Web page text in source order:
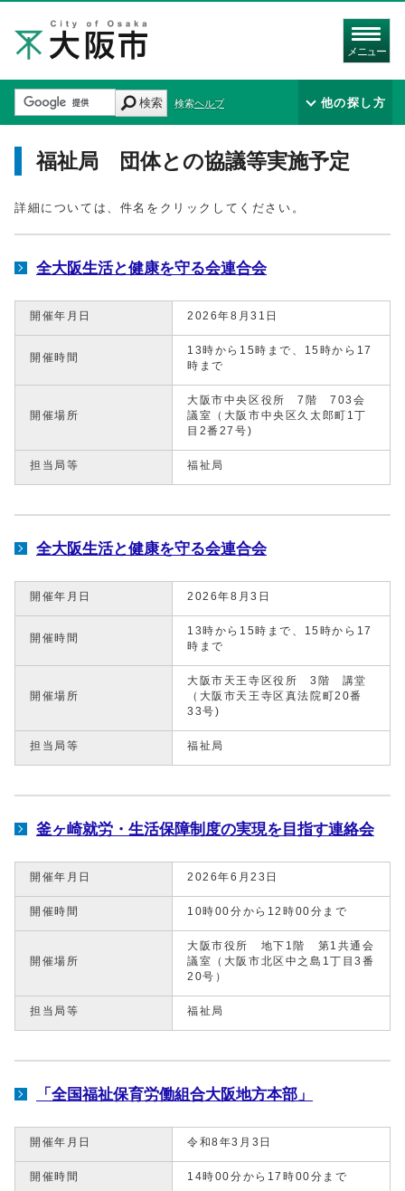
メニュー
検索 検索ヘルプ 他の探し方
福祉局 団体との協議等実施予定
詳細については、件名をクリックしてください。
全大阪生活と健康を守る会連合会
開催年月日 2026年8月31日
開催時間
13時から15時まで、15時から17
時まで
開催場所
大阪市中央区役所 7階 703会
議室（大阪市中央区久太郎町1丁
目2番27号)
担当局等 福祉局
全大阪生活と健康を守る会連合会
開催年月日 2026年8月3日
開催時間
13時から15時まで、15時から17
時まで
開催場所
大阪市天王寺区役所 3階 講堂
（大阪市天王寺区真法院町20番
33号)
担当局等 福祉局
釜ヶ崎就労・生活保障制度の実現を目指す連絡会
開催年月日 2026年6月23日
開催時間 10時00分から12時00分まで
開催場所
大阪市役所 地下1階 第1共通会
議室（大阪市北区中之島1丁目3番
20号）
担当局等 福祉局
「全国福祉保育労働組合大阪地方本部」
開催年月日 令和8年3月3日
開催時間 14時00分から17時00分まで